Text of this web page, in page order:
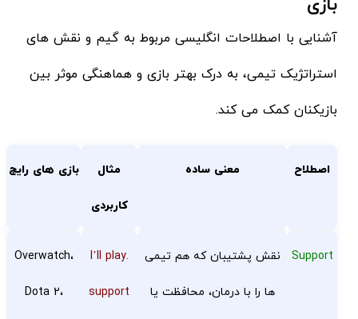
بازی
آشنایی با اصطلاحات انگلیسی مربوط به گیم و نقش های
استراتژیک تیمی، به درک بهتر بازی و هماهنگی موثر بین
بازیکنان کمک می کند.
اصطلاح معنی ساده مثال
کاربردی
بازی های رایج
Support نقش پشتیبان که هم تیمی
ها را با درمان، محافظت یا
.I’ll play
support
Overwatch،
Dota 2،